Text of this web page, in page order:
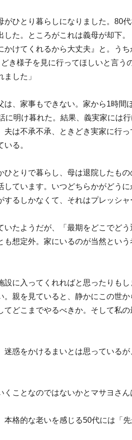
ひとり暮らしになりました。80
た。ところがこれは義母が却下
けてくれるから大丈夫』と。う
き様子を見に行ってほしいと言う
した」
、家事もできない。家から1時間
明け暮れた。結果、義実家には
は不承不承、ときどき実家に行っ
る。
とりで暮らし、母は退院したも
ています。いつどちらかがどう
るしかなくて、それはプレッシャ
たようだが、「最期をどこでど
想定外。家にいるのが当然という
に入ってくれればと思ったりも
親を見ていると、静かにこの世
どこまでやるべきか。そして私
惑をかけるまいとは思っているが
ことなのではないかとマサヨさん
格的な老いを感じる50代には「